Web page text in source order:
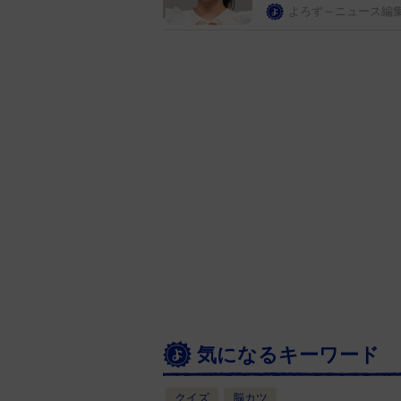
よろず～ニュース編
気になるキーワード
クイズ 脳カツ